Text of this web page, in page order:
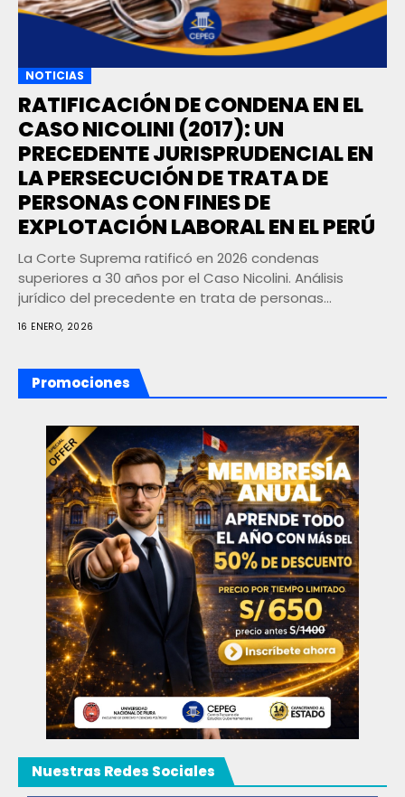
NOTICIAS
RATIFICACIÓN DE CONDENA EN EL
CASO NICOLINI (2017): UN
PRECEDENTE JURISPRUDENCIAL EN
LA PERSECUCIÓN DE TRATA DE
PERSONAS CON FINES DE
EXPLOTACIÓN LABORAL EN EL PERÚ
La Corte Suprema ratificó en 2026 condenas
superiores a 30 años por el Caso Nicolini. Análisis
jurídico del precedente en trata de personas...
16 ENERO, 2026
Promociones
Nuestras Redes Sociales